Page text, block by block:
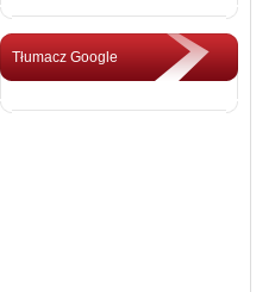
Tłumacz Google